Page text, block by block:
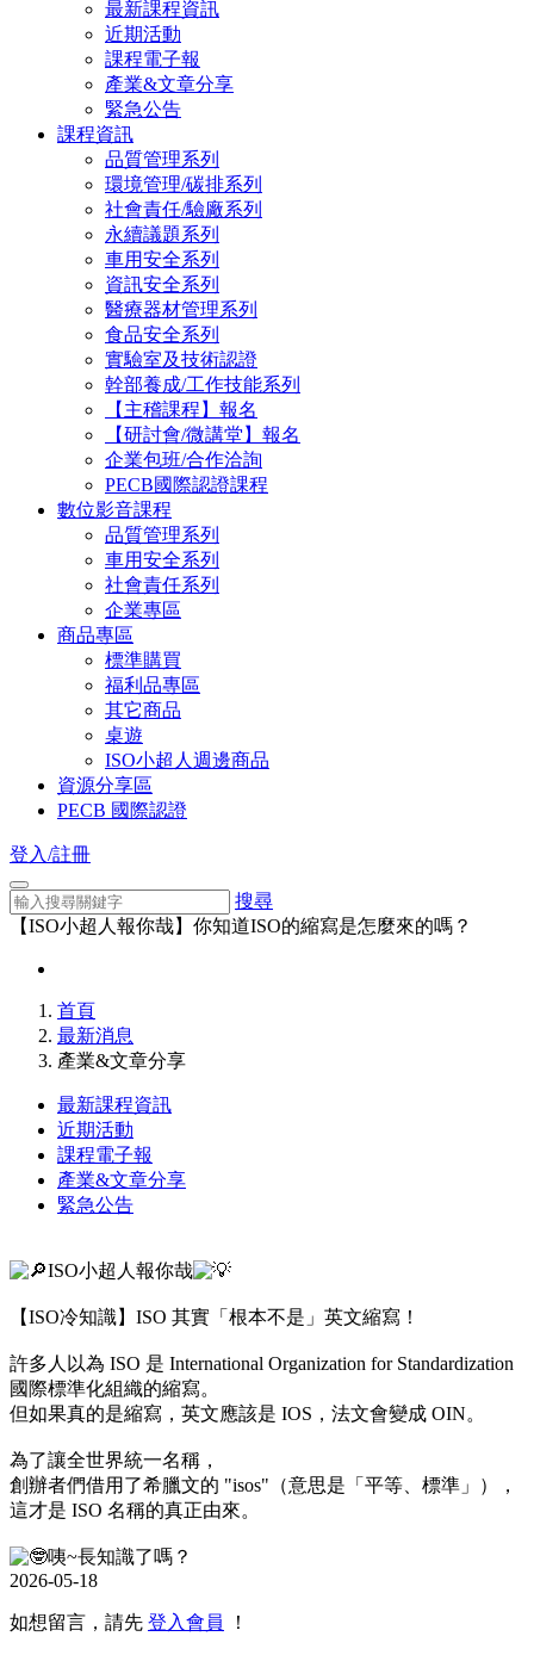
最新課程資訊
近期活動
課程電子報
產業&文章分享
緊急公告
課程資訊
品質管理系列
環境管理/碳排系列
社會責任/驗廠系列
永續議題系列
車用安全系列
資訊安全系列
醫療器材管理系列
食品安全系列
實驗室及技術認證
幹部養成/工作技能系列
【主稽課程】報名
【研討會/微講堂】報名
企業包班/合作洽詢
PECB國際認證課程
數位影音課程
品質管理系列
車用安全系列
社會責任系列
企業專區
商品專區
標準購買
福利品專區
其它商品
桌遊
ISO小超人週邊商品
資源分享區
PECB 國際認證
登入/註冊
搜尋
【ISO小超人報你哉】你知道ISO的縮寫是怎麼來的嗎？
首頁
最新消息
產業&文章分享
最新課程資訊
近期活動
課程電子報
產業&文章分享
緊急公告
ISO小超人報你哉
【ISO冷知識】ISO 其實「根本不是」英文縮寫！
許多人以為 ISO 是 International Organization for Standardization
國際標準化組織的縮寫。
但如果真的是縮寫，英文應該是 IOS，法文會變成 OIN。
為了讓全世界統一名稱，
創辦者們借用了希臘文的 "isos"（意思是「平等、標準」），
這才是 ISO 名稱的真正由來。
咦~長知識了嗎？
2026-05-18
如想留言，請先 登入會員 ！